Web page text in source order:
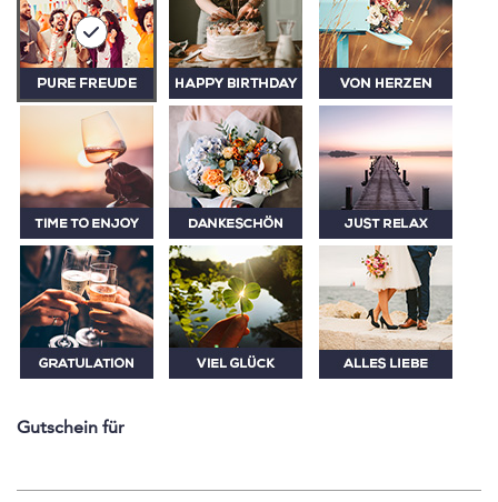
Gutschein für